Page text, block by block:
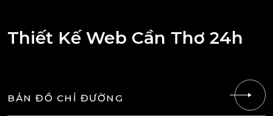
Thiết Kế Web Cần Thơ 24h
BẢN ĐỒ CHỈ ĐƯỜNG